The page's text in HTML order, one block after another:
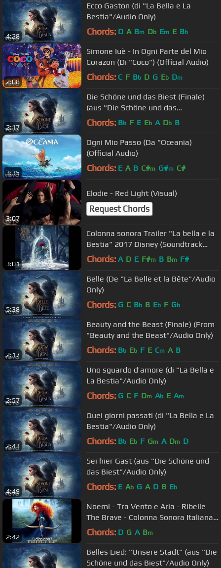
4:28
Ecco Gaston (di "La Bella e La
Bestia"/Audio Only)
Chords: D A Bm Db Em E Bb
2:08
Simone Iuè - In Ogni Parte del Mio
Corazon (Di "Coco") (Official Audio)
Chords: C F Bb D G Eb Dm
2:17
Die Schöne und das Biest (Finale)
(aus "Die Schöne und das
Biest"/Audio Only)
Chords: Bb F E Eb A Db B
3:35
Ogni Mio Passo (Da "Oceania)
(Official Audio)
Chords: E A B C#m G#m C#
3:07
Elodie - Red Light (Visual)
Request Chords
3:01
Colonna sonora Trailer "La bella e la
Bestia" 2017 Disney (Soundtrack
"Beauty and the Beast")
Chords: A D E F#m B Bm F#
5:38
Belle (De "La Belle et la Bête"/Audio
Only)
Chords: G C Bb B Eb F Gb
2:17
Beauty and the Beast (Finale) (From
"Beauty and the Beast"/Audio Only)
Chords: Bb Eb F E Cm A B
2:57
Uno sguardo d’amore (di "La Bella e
La Bestia"/Audio Only)
Chords: G C F Dm Ab E Am
2:43
Quei giorni passati (di "La Bella e La
Bestia"/Audio Only)
Chords: Bb Eb F Gm A Dm D
4:49
Sei hier Gast (aus "Die Schöne und
das Biest"/Audio Only)
Chords: E Ab G A D B Eb
2:42
Noemi - Tra Vento e Aria - Ribelle
The Brave - Colonna Sonora Italiana
(2012)
Chords: D G A Bm
Belles Lied: "Unsere Stadt" (aus "Die
Schöne und das Biest"/Audio Only)